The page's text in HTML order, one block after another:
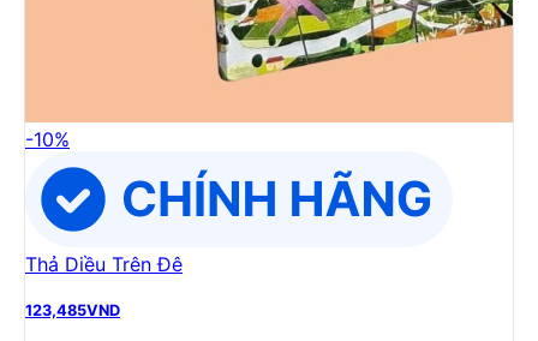
-10%
Thả Diều Trên Đê
123,485VND